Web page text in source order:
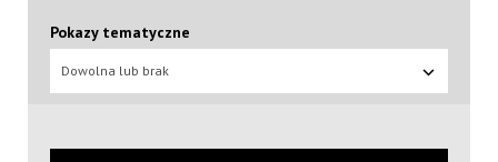
Pokazy tematyczne
Dowolna lub brak